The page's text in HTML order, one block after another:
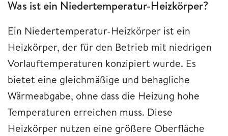
Was ist ein Niedertemperatur-Heizkörper?
Ein Niedertemperatur-Heizkörper ist ein
Heizkörper, der für den Betrieb mit niedrigen
Vorlauftemperaturen konzipiert wurde. Es
bietet eine gleichmäßige und behagliche
Wärmeabgabe, ohne dass die Heizung hohe
Temperaturen erreichen muss. Diese
Heizkörper nutzen eine größere Oberfläche